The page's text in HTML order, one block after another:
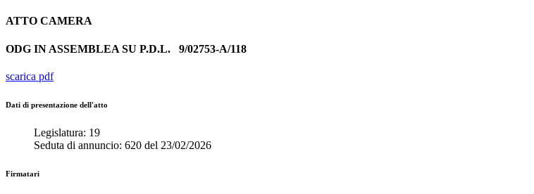
ATTO CAMERA
ODG IN ASSEMBLEA SU P.D.L. 9/02753-A/118
scarica pdf
Dati di presentazione dell'atto
Legislatura: 19
Seduta di annuncio: 620 del 23/02/2026
Firmatari